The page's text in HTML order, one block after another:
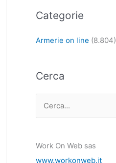
Categorie
Armerie on line (8.804)
Cerca
Work On Web sas
www.workonweb.it